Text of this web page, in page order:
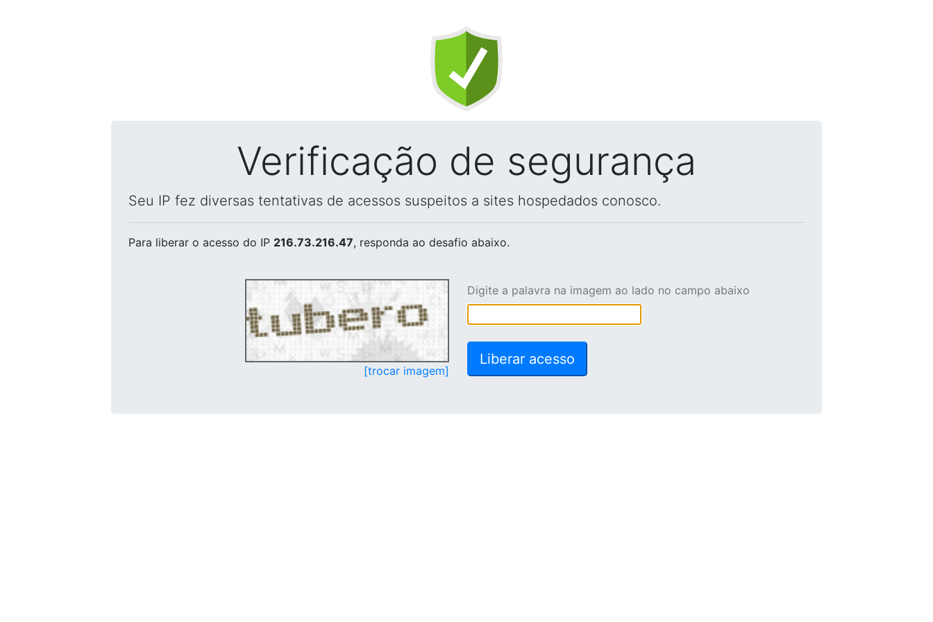
Verificação de segurança
Seu IP fez diversas tentativas de acessos suspeitos a sites hospedados conosco.
Para liberar o acesso do IP 216.73.216.47, responda ao desafio abaixo.
[trocar imagem]
Digite a palavra na imagem ao lado no campo abaixo